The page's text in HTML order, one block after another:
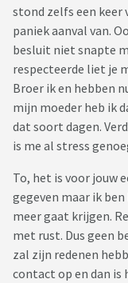
stond zelfs een keer
paniek aanval van.
besluit niet snapte
respecteerde liet je
Broer ik en hebben
mijn moeder heb ik
dat soort dagen.
is me al stress
To, het is voor jouw
gegeven maar ik
meer gaat krijgen.
met rust. Dus geen
zal zijn redenen
contact op en dan is